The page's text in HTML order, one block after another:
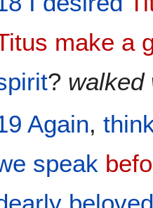
make a
? walked
Again,
speak